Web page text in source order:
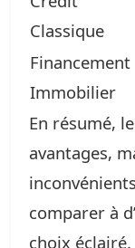
Classique
Financement
Immobilier
En résumé,
avantages,
comparer à
choix éclairé.